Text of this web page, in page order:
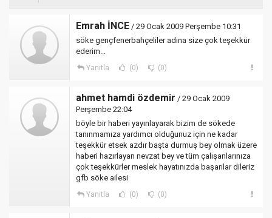
Emrah İNCE / 29 Ocak 2009 Perşembe 10:31
söke gençfenerbahçeliler adına size çok teşekkür
ederim...
Yanıtla (0) (0)
ahmet hamdi özdemir / 29 Ocak 2009
Perşembe 22:04
böyle bir haberi yayınlayarak bizim de sökede
tanınmamıza yardımcı olduğunuz için ne kadar
teşekkür etsek azdır başta durmuş bey olmak üzere
haberi hazırlayan nevzat bey ve tüm çalışanlarınıza
çok teşekkürler meslek hayatınızda başarılar dileriz
gfb söke ailesi
Yanıtla (0) (0)